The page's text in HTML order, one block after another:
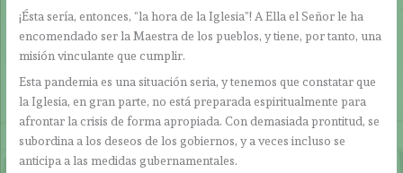
¡Ésta sería, entonces, “la hora de la Iglesia”! A Ella el Señor le ha
encomendado ser la Maestra de los pueblos, y tiene, por tanto, una
misión vinculante que cumplir.
Esta pandemia es una situación seria, y tenemos que constatar que
la Iglesia, en gran parte, no está preparada espiritualmente para
afrontar la crisis de forma apropiada. Con demasiada prontitud, se
subordina a los deseos de los gobiernos, y a veces incluso se
anticipa a las medidas gubernamentales.